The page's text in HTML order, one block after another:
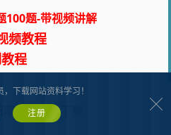
题-带视频讲解
频教程
程
仪源文件下载
下载网站资料学习！
注册